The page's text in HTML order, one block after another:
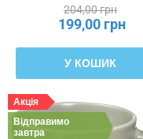
204,00 грн
199,00 грн
У КОШИК
Акція
Відправимо
завтра